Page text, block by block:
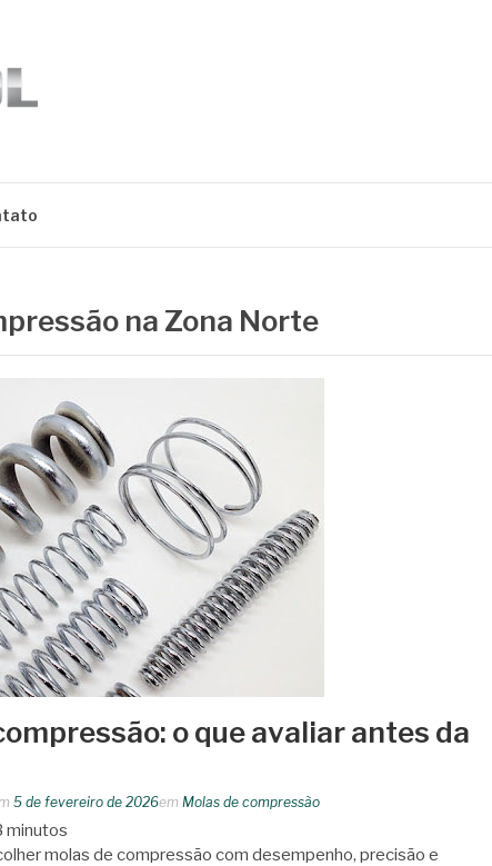
na Zona Norte
o que avaliar antes da
5 de fevereiro de 2026em Molas de compressão
minutos
molas de compressão com desempenho, precisão e